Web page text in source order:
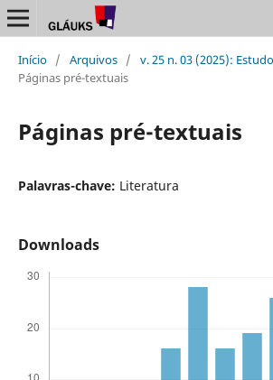
Início / Arquivos / v. 25 n. 03 (2025):
Páginas pré-textuais
Páginas pré-textuais
Palavras-chave: Literatura
Downloads